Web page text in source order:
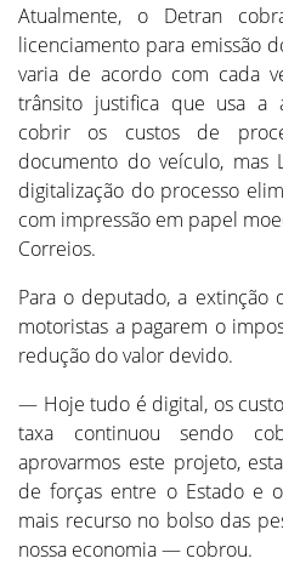
Atualmente, o Detran
licenciamento para emissão
varia de acordo com cada
trânsito justifica que usa a
cobrir os custos de
documento do veículo, mas
digitalização do processo
com impressão em papel
Correios.
Para o deputado, a extinção
motoristas a pagarem o
redução do valor devido.
— Hoje tudo é digital, os
taxa continuou sendo
aprovarmos este projeto,
de forças entre o Estado e
mais recurso no bolso das
nossa economia — cobrou.